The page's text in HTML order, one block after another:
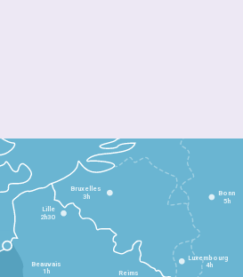
Beauvais
1h Reims
Lille
2h30
Bruxelles
3h Bonn
5h
Luxembourg
4h